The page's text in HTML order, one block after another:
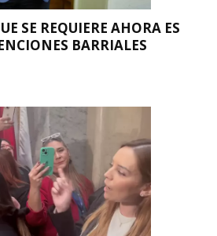
SE REQUIERE AHORA ES
BARRIALES